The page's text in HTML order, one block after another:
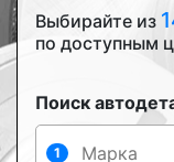
Выбирайте из
по доступным
Поиск
1